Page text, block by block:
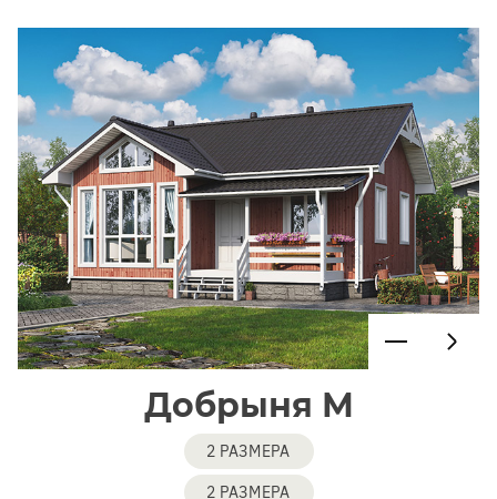
Добрыня М
2 РАЗМЕРА
2 РАЗМЕРА